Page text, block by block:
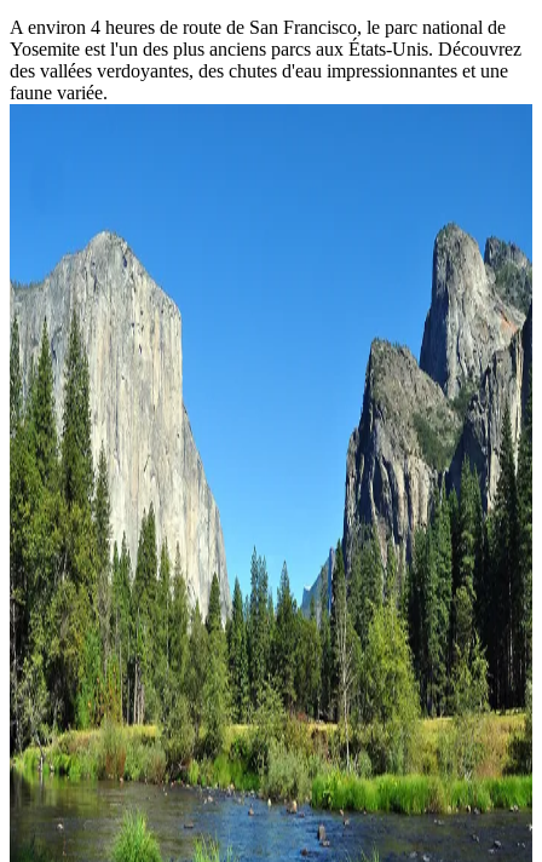
A environ 4 heures de route de San Francisco, le parc national de
Yosemite est l'un des plus anciens parcs aux États-Unis. Découvrez
des vallées verdoyantes, des chutes d'eau impressionnantes et une
faune variée.